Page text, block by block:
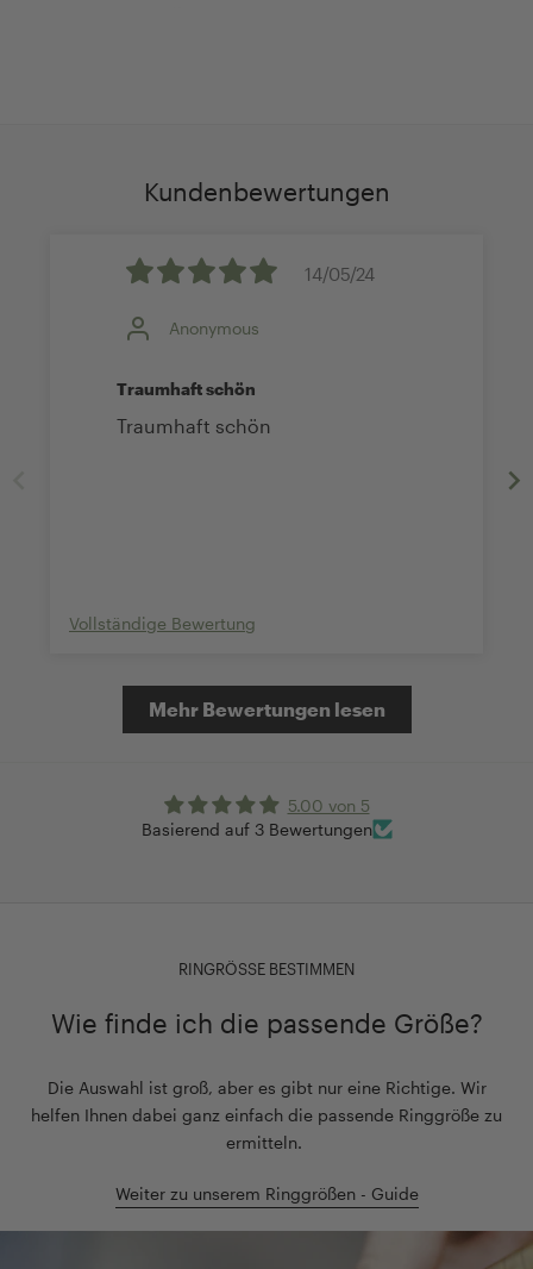
Kundenbewertungen
14/05/24
Anonymous
Traumhaft schön
Traumhaft schön
Vollständige Bewertung
Mehr Bewertungen lesen
5.00 von 5
Basierend auf 3 Bewertungen
RINGRÖSSE BESTIMMEN
Wie finde ich die passende Größe?
Die Auswahl ist groß, aber es gibt nur eine Richtige. Wir
helfen Ihnen dabei ganz einfach die passende Ringgröße zu
ermitteln.
Weiter zu unserem Ringgrößen - Guide